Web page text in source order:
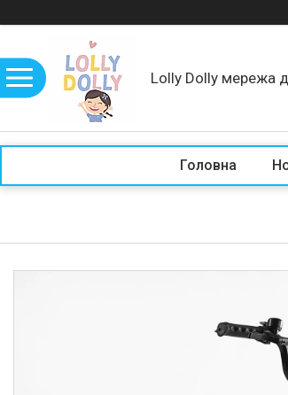
Lolly Dolly мережа
Головна